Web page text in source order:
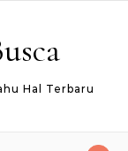
Hal Terbaru